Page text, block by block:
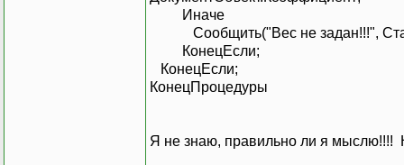
Сообщить("Вес не
КонецЕсли;
КонецЕсли;
КонецПроцедуры
Я не знаю, правильно ли я мыслю!!!!